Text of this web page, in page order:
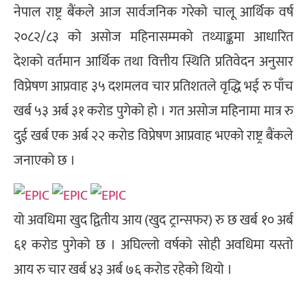
नेपाल राष्ट्र बैंकले आज सार्वजनिक गरेको चालू आर्थिक वर्ष
२०८२/८३ को असोज महिनासम्मको तथ्याङ्कमा आधारित
देशको वर्तमान आर्थिक तथा वित्तीय स्थिति प्रतिवेदन अनुसार
विप्रेषण आप्रवाह ३५ दशमलव चार प्रतिशतले वृद्धि भई रु पाँच
खर्ब ५३ अर्ब ३१ करोड पुगेको हो । गत असोज महिनामा मात्र रु
दुई खर्ब एक अर्ब २२ करोड विप्रेषण आप्रवाह भएको राष्ट्र बैंकले
जनाएको छ ।
यो अवधिमा खुद द्वितीय आय (खुद ट्रान्सफर) रु छ खर्ब १० अर्ब
६१ करोड पुगेको छ । अघिल्लो वर्षको सोही अवधिमा यस्तो
आय रु चार खर्ब ४३ अर्ब ७६ करोड रहेको थियो ।